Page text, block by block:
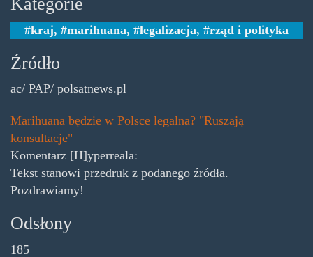
kraj, marihuana, legalizacja, rząd i polityka
Źródło
ac/ PAP/ polsatnews.pl
Marihuana będzie w Polsce legalna? "Ruszają
konsultacje"
Komentarz [H]yperreala:
Tekst stanowi przedruk z podanego źródła.
Pozdrawiamy!
Odsłony
185